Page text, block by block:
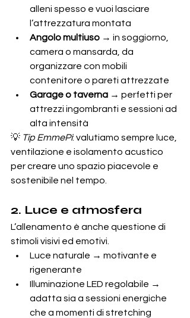
alleni spesso e vuoi lasciare
l’attrezzatura montata
Angolo multiuso → in soggiorno,
camera o mansarda, da
organizzare con mobili
contenitore o pareti attrezzate
Garage o taverna → perfetti per
attrezzi ingombranti e sessioni ad
alta intensità
💡 Tip EmmePi: valutiamo sempre luce,
ventilazione e isolamento acustico
per creare uno spazio piacevole e
sostenibile nel tempo.
2. Luce e atmosfera
L’allenamento è anche questione di
stimoli visivi ed emotivi.
Luce naturale → motivante e
rigenerante
Illuminazione LED regolabile →
adatta sia a sessioni energiche
che a momenti di stretching